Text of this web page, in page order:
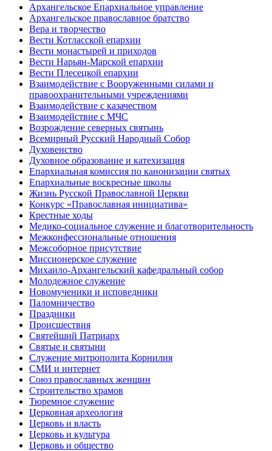
Архангельское Епархиальное управление
Архангельское православное братство
Вера и творчество
Вести Котласской епархии
Вести монастырей и приходов
Вести Нарьян-Марской епархии
Вести Плесецкой епархии
Взаимодействие с Вооруженными силами и
правоохранительными учреждениями
Взаимодействие с казачеством
Взаимодействие с МЧС
Возрождение северных святынь
Всемирный Русский Народный Собор
Духовенство
Духовное образование и катехизация
Епархиальная комиссия по канонизации святых
Епархиальные воскресные школы
Жизнь Русской Православной Церкви
Конкурс «Православная инициатива»
Крестные ходы
Медико-социальное служение и благотворительность
Межконфессиональные отношения
Межсоборное присутствие
Миссионерское служение
Михаило-Архангельский кафедральный собор
Молодежное служение
Новомученики и исповедники
Паломничество
Праздники
Происшествия
Святейший Патриарх
Святые и святыни
Служение митрополита Корнилия
СМИ и интернет
Союз православных женщин
Строительство храмов
Тюремное служение
Церковная археология
Церковь и власть
Церковь и культура
Церковь и общество